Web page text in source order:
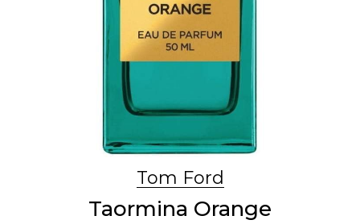
Tom Ford
Taormina Orange